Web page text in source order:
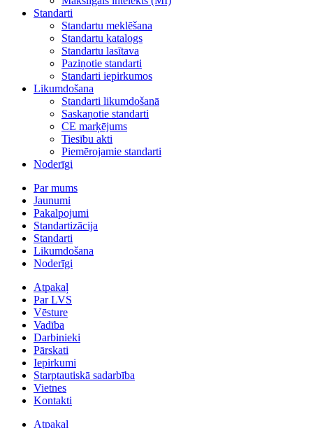
Standarti
Standartu meklēšana
Standartu katalogs
Standartu lasītava
Paziņotie standarti
Standarti iepirkumos
Likumdošana
Standarti likumdošanā
Saskaņotie standarti
CE marķējums
Tiesību akti
Piemērojamie standarti
Noderīgi
Par mums
Jaunumi
Pakalpojumi
Standartizācija
Standarti
Likumdošana
Noderīgi
Atpakaļ
Par LVS
Vēsture
Vadība
Darbinieki
Pārskati
Iepirkumi
Starptautiskā sadarbība
Vietnes
Kontakti
Atpakaļ